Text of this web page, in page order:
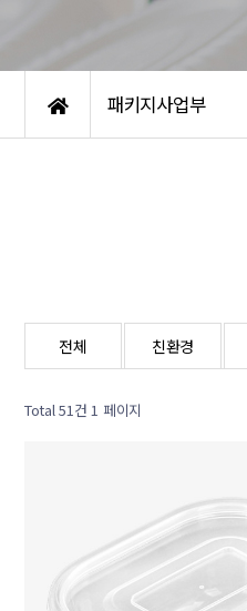
패키지사업부
전체 친환경
Total 51건 1 페이지